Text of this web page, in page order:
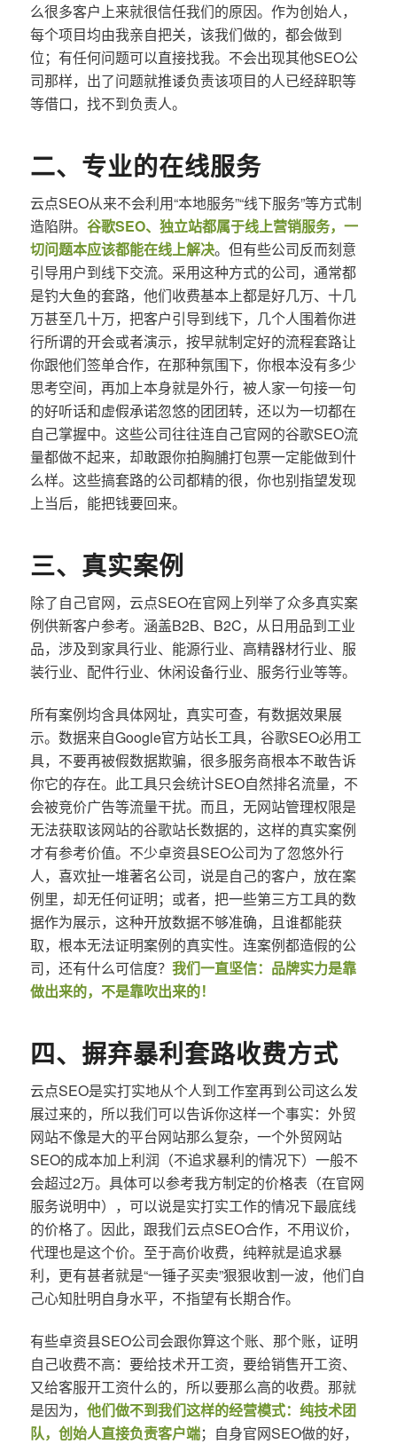
么很多客户上来就很信任我们的原因。作为创始人，
每个项目均由我亲自把关，该我们做的，都会做到
位；有任何问题可以直接找我。不会出现其他SEO公
司那样，出了问题就推诿负责该项目的人已经辞职等
等借口，找不到负责人。
二、专业的在线服务
云点SEO从来不会利用“本地服务”“线下服务”等方式制
造陷阱。 谷歌SEO、独立站都属于线上营销服务，一
切问题本应该都能在线上解决。但有些公司反而刻意
引导用户到线下交流。采用这种方式的公司，通常都
是钓大鱼的套路，他们收费基本上都是好几万、十几
万甚至几十万，把客户引导到线下，几个人围着你进
行所谓的开会或者演示，按早就制定好的流程套路让
你跟他们签单合作，在那种氛围下，你根本没有多少
思考空间，再加上本身就是外行，被人家一句接一句
的好听话和虚假承诺忽悠的团团转，还以为一切都在
自己掌握中。这些公司往往连自己官网的谷歌SEO流
量都做不起来，却敢跟你拍胸脯打包票一定能做到什
么样。这些搞套路的公司都精的很，你也别指望发现
上当后，能把钱要回来。
三、真实案例
除了自己官网，云点SEO在官网上列举了众多真实案
例供新客户参考。涵盖B2B、B2C，从日用品到工业
品，涉及到家具行业、能源行业、高精器材行业、服
装行业、配件行业、休闲设备行业、服务行业等等。
所有案例均含具体网址，真实可查，有数据效果展
示。数据来自Google官方站长工具，谷歌SEO必用工
具，不要再被假数据欺骗，很多服务商根本不敢告诉
你它的存在。此工具只会统计SEO自然排名流量，不
会被竞价广告等流量干扰。而且，无网站管理权限是
无法获取该网站的谷歌站长数据的，这样的真实案例
才有参考价值。不少卓资县SEO公司为了忽悠外行
人，喜欢扯一堆著名公司，说是自己的客户，放在案
例里，却无任何证明；或者，把一些第三方工具的数
据作为展示，这种开放数据不够准确，且谁都能获
取，根本无法证明案例的真实性。连案例都造假的公
司，还有什么可信度？ 我们一直坚信：品牌实力是靠
做出来的，不是靠吹出来的！
四、摒弃暴利套路收费方式
云点SEO是实打实地从个人到工作室再到公司这么发
展过来的，所以我们可以告诉你这样一个事实：外贸
网站不像是大的平台网站那么复杂，一个外贸网站
SEO的成本加上利润（不追求暴利的情况下）一般不
会超过2万。具体可以参考我方制定的价格表（在官网
服务说明中），可以说是实打实工作的情况下最底线
的价格了。因此，跟我们云点SEO合作，不用议价，
代理也是这个价。至于高价收费，纯粹就是追求暴
利，更有甚者就是“一锤子买卖”狠狠收割一波，他们自
己心知肚明自身水平，不指望有长期合作。
有些卓资县SEO公司会跟你算这个账、那个账，证明
自己收费不高：要给技术开工资，要给销售开工资、
又给客服开工资什么的，所以要那么高的收费。那就
是因为， 他们做不到我们这样的经营模式：纯技术团
队，创始人直接负责客户端；自身官网SEO做的好，